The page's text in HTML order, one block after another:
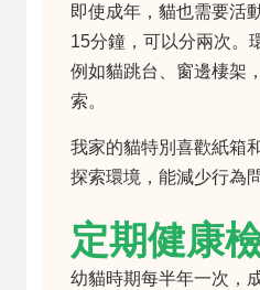
即使成年，貓也需要活
15分鐘，可以分兩次。
例如貓跳台、窗邊棲架
索。
我家的貓特別喜歡紙箱
探索環境，能減少行為問
定期健康
幼貓時期每半年一次，